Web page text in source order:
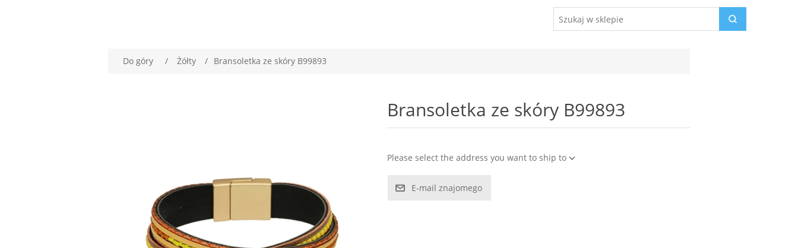
Do góry / Żółty / Bransoletka ze skóry B99893
Bransoletka ze skóry B99893
Please select the address you want to ship to
E-mail znajomego